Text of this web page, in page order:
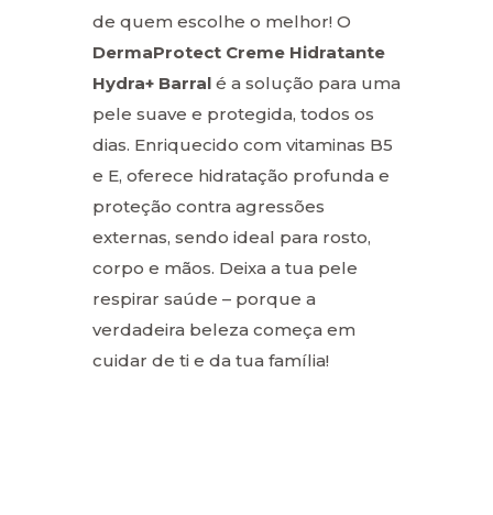
de quem escolhe o melhor! O
DermaProtect Creme Hidratante
Hydra+ Barral é a solução para uma
pele suave e protegida, todos os
dias. Enriquecido com vitaminas B5
e E, oferece hidratação profunda e
proteção contra agressões
externas, sendo ideal para rosto,
corpo e mãos. Deixa a tua pele
respirar saúde – porque a
verdadeira beleza começa em
cuidar de ti e da tua família!